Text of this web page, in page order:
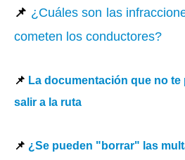
📌 ¿Cuáles son las
cometen los conductores?
📌 La documentación que no
salir a la ruta
📌 ¿Se pueden "borrar" las